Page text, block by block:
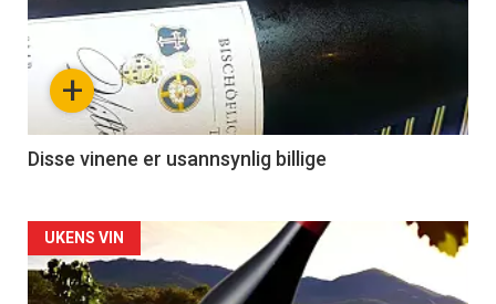
akkurat
nå
3
+
Disse vinene er usannsynlig billige
Forsiden
akkurat
UKENS VIN